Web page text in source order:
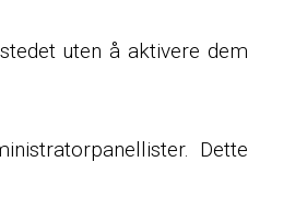
uten å aktivere dem
Dette